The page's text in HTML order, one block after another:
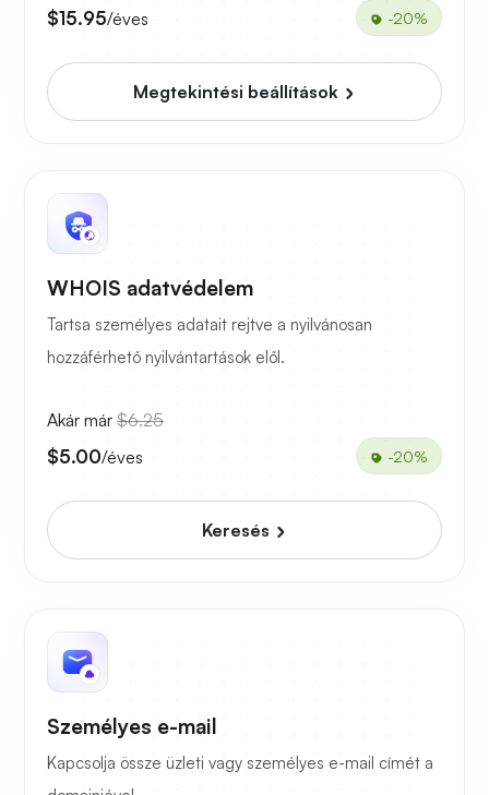
$15.95/éves -20%
Megtekintési beállítások
WHOIS adatvédelem
Tartsa személyes adatait rejtve a nyilvánosan
hozzáférhető nyilvántartások elől.
Akár már $6.25
$5.00/éves -20%
Keresés
Személyes e-mail
Kapcsolja össze üzleti vagy személyes e-mail címét a